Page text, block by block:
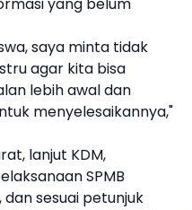
saya minta tidak
agar kita bisa
lebih awal dan
menyelesaikannya,"
lanjut KDM,
SPMB
sesuai petunjuk